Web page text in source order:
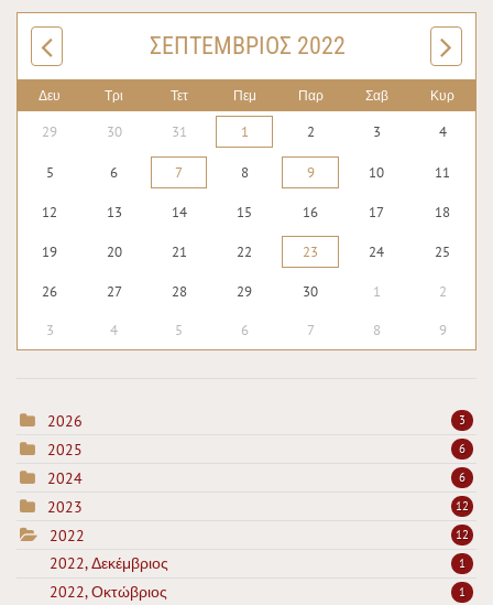
ΣΕΠΤΈΜΒΡΙΟΣ 2022
Δευ Τρι Τετ Πεμ Παρ Σαβ Κυρ
29 30 31 1 2 3 4
5 6 7 8 9 10 11
12 13 14 15 16 17 18
19 20 21 22 23 24 25
26 27 28 29 30 1 2
3 4 5 6 7 8 9
2026 3
2025 6
2024 6
2023 12
2022 12
2022, Δεκέμβριος 1
2022, Οκτώβριος 1